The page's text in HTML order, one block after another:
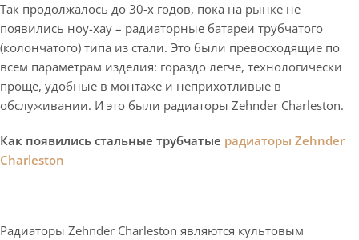
Так продолжалось до 30-х годов, пока на рынке не
появились ноу-хау – радиаторные батареи трубчатого
(колончатого) типа из стали. Это были превосходящие по
всем параметрам изделия: гораздо легче, технологически
проще, удобные в монтаже и неприхотливые в
обслуживании. И это были радиаторы Zehnder Charleston.
Как появились стальные трубчатые радиаторы Zehnder
Charleston
Радиаторы Zehnder Charleston являются культовым